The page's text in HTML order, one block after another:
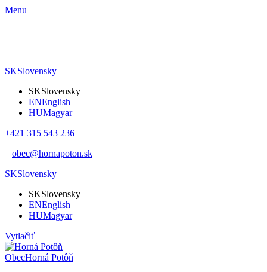
Menu
SKSlovensky
SKSlovensky
ENEnglish
HUMagyar
+421 315 543 236
obec@hornapoton.sk
SKSlovensky
SKSlovensky
ENEnglish
HUMagyar
Vytlačiť
ObecHorná Potôň